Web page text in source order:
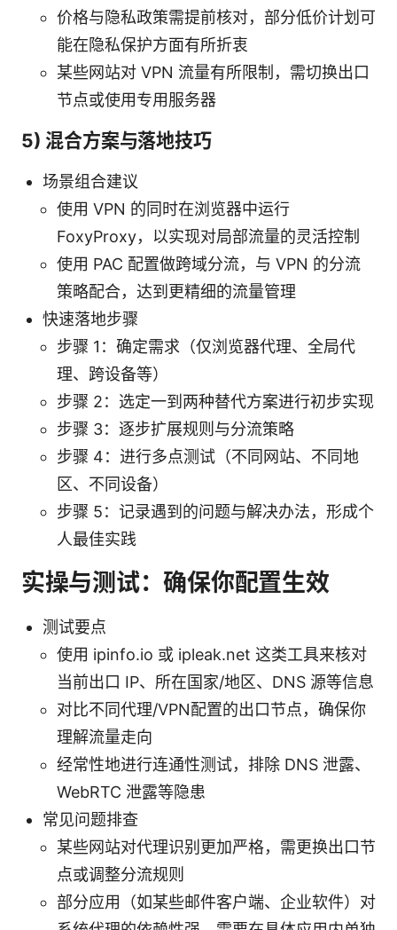
价格与隐私政策需提前核对，部分低价计划可
能在隐私保护方面有所折衷
某些网站对 VPN 流量有所限制，需切换出口
节点或使用专用服务器
5) 混合方案与落地技巧
场景组合建议
使用 VPN 的同时在浏览器中运行
FoxyProxy，以实现对局部流量的灵活控制
使用 PAC 配置做跨域分流，与 VPN 的分流
策略配合，达到更精细的流量管理
快速落地步骤
步骤 1：确定需求（仅浏览器代理、全局代
理、跨设备等）
步骤 2：选定一到两种替代方案进行初步实现
步骤 3：逐步扩展规则与分流策略
步骤 4：进行多点测试（不同网站、不同地
区、不同设备）
步骤 5：记录遇到的问题与解决办法，形成个
人最佳实践
实操与测试：确保你配置生效
测试要点
使用 ipinfo.io 或 ipleak.net 这类工具来核对
当前出口 IP、所在国家/地区、DNS 源等信息
对比不同代理/VPN配置的出口节点，确保你
理解流量走向
经常性地进行连通性测试，排除 DNS 泄露、
WebRTC 泄露等隐患
常见问题排查
某些网站对代理识别更加严格，需更换出口节
点或调整分流规则
部分应用（如某些邮件客户端、企业软件）对